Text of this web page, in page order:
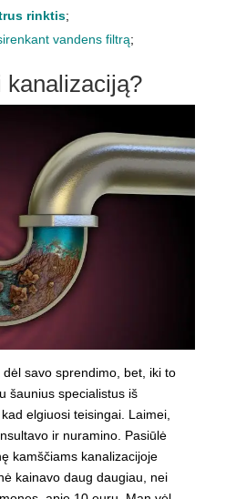
rinktis;
vandens filtrą;
kanalizaciją?
savo sprendimo, bet, iki to
šaunius specialistus iš
elgiuosi teisingai. Laimei,
ir nuramino. Pasiūlė
kamščiams kanalizacijoje
kainavo daug daugiau, nei